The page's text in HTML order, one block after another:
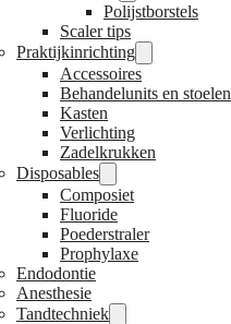
Polijstborstels
Scaler tips
Praktijkinrichting
Accessoires
Behandelunits en stoelen
Kasten
Verlichting
Zadelkrukken
Disposables
Composiet
Fluoride
Poederstraler
Prophylaxe
Endodontie
Anesthesie
Tandtechniek